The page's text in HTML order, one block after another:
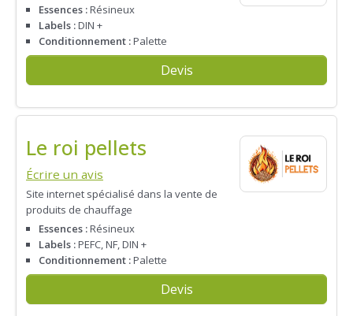
Essences :Résineux
Labels :DIN +
Conditionnement :Palette
Devis
Le roi pellets
Écrire un avis
Site internet spécialisé dans la vente de
produits de chauffage
Essences :Résineux
Labels :PEFC, NF, DIN +
Conditionnement :Palette
Devis